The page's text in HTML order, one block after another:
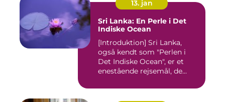
13. jan
Sri Lanka: En Perle i Det
Indiske Ocean
[Introduktion] Sri Lanka,
også kendt som "Perlen i
Det Indiske Ocean", er et
enestående rejsemål, de...